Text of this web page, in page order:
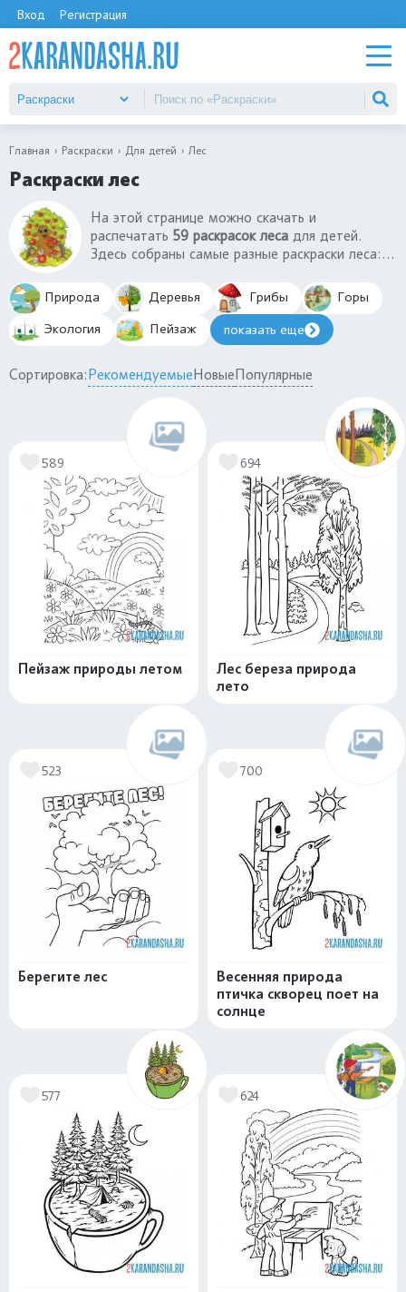
Вход Регистрация
Главная Раскраски Для детей Лес
Раскраски лес
На этой странице можно скачать и
распечатать 59 раскрасок леса для детей.
Здесь собраны самые разные раскраски леса:
есть полезные раскраски на тему «берегите
лес» от пожара, от загрязнений. Такие
раскраски с лесом познакомят детей с
правилами поведения в лесу. Вы можете
Природа Деревья Грибы
Горы
Экология
Пейзаж показать еще
Сортировка:РекомендуемыеНовыеПопулярные
589
Пейзаж природы летом
694
Лес береза природа
лето
523
Берегите лес
700
Весенняя природа
птичка скворец поет на
солнце
577 624